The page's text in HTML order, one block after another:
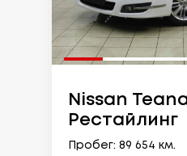
Nissan
Рестайлинг
Пробег: 89 654 км.